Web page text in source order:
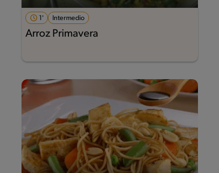
1' Intermedio
Arroz Primavera